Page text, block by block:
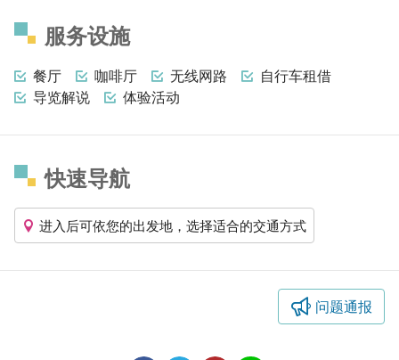
服务设施
餐厅 咖啡厅 无线网路
自行车租借
导览解说
体验活动
快速导航
进入后可依您的出发地，选择适合的交通方式
问题通报